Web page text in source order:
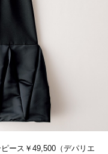
ース￥49,500（デパリエ